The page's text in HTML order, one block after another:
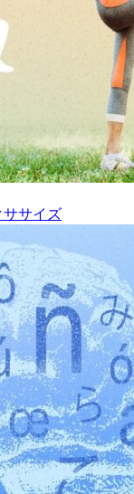
サイズ